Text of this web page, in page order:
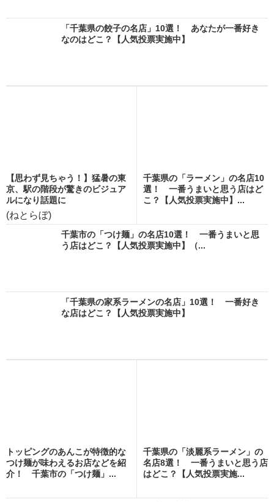
「千葉県の餃子の名店」10選！ あなたが一番好き
なのはどこ？【人気投票実施中】
【思わず見ちゃう！】猛暑の東
京、駅の階段が驚きのビジュア
ルになり話題に
(ねとらぼ)
千葉県の「ラーメン」の名店10
選！ 一番うまいと思う店はど
こ？【人気投票実施中】...
千葉市の「つけ麺」の名店10選！ 一番うまいと思
う店はどこ？【人気投票実施中】（...
「千葉県の家系ラーメンの名店」10選！ 一番好き
な店はどこ？【人気投票実施中】
トッピングのあんこが特徴的な
つけ麺が味わえるお店などを紹
介！ 千葉市の「つけ麺」...
千葉県の「淡麗系ラーメン」の
名店8選！ 一番うまいと思う店
はどこ？【人気投票実施...